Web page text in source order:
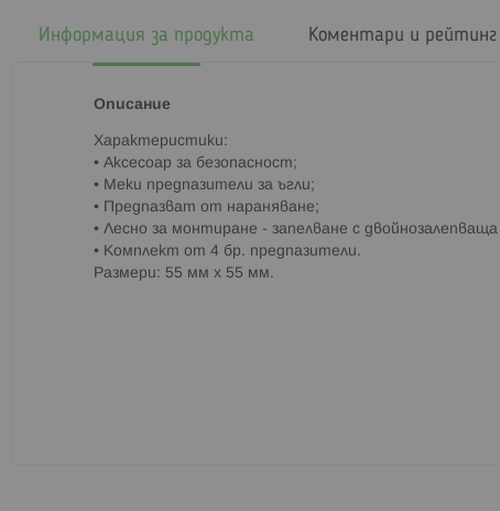
Информация за продукта
Описание
Характеристики:
• Аксесоар за безопасност;
• Меки предпазители за ъгли;
• Предпазват от нараняване;
• Лесно за монтиране - запелване с
• Комплект от 4 бр. предпазители.
Размери: 55 мм х 55 мм.
Коментари и рейтинг